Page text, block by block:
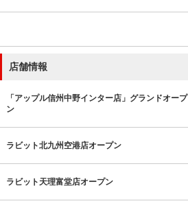
店舗情報
「アップル信州中野インター店」グランドオープ
ン
ラビット北九州空港店オープン
ラビット天理富堂店オープン